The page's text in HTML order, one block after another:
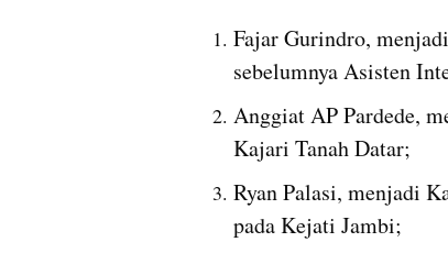
Fajar Gurindro,
sebelumnya Asisten
Anggiat AP Pardede,
Kajari Tanah Datar;
Ryan Palasi, menjadi
pada Kejati Jambi;